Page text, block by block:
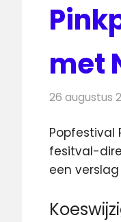
met
26 augustus
Popfestival
fesitval-
een